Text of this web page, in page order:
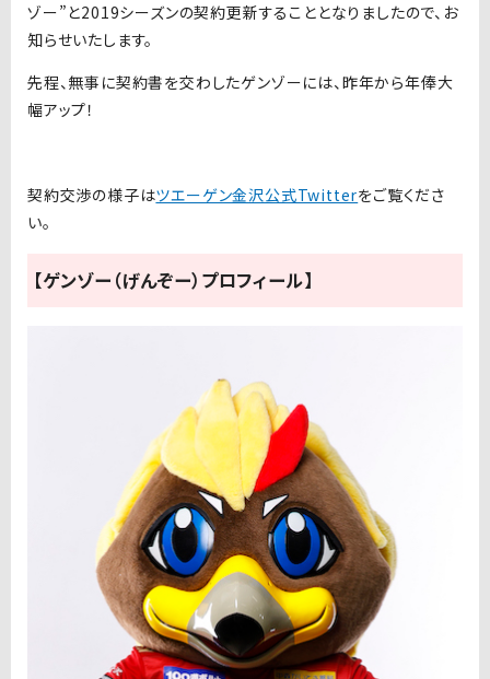
ゾー”と2019シーズンの契約更新することとなりましたので、お
知らせいたします。
先程、無事に契約書を交わしたゲンゾーには、昨年から年俸大
幅アップ！
契約交渉の様子はツエーゲン金沢公式Twitterをご覧くださ
い。
【ゲンゾー（げんぞー）プロフィール】